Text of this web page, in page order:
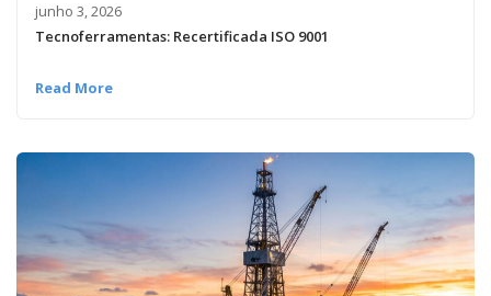
junho 3, 2026
Tecnoferramentas: Recertificada ISO 9001
Read More